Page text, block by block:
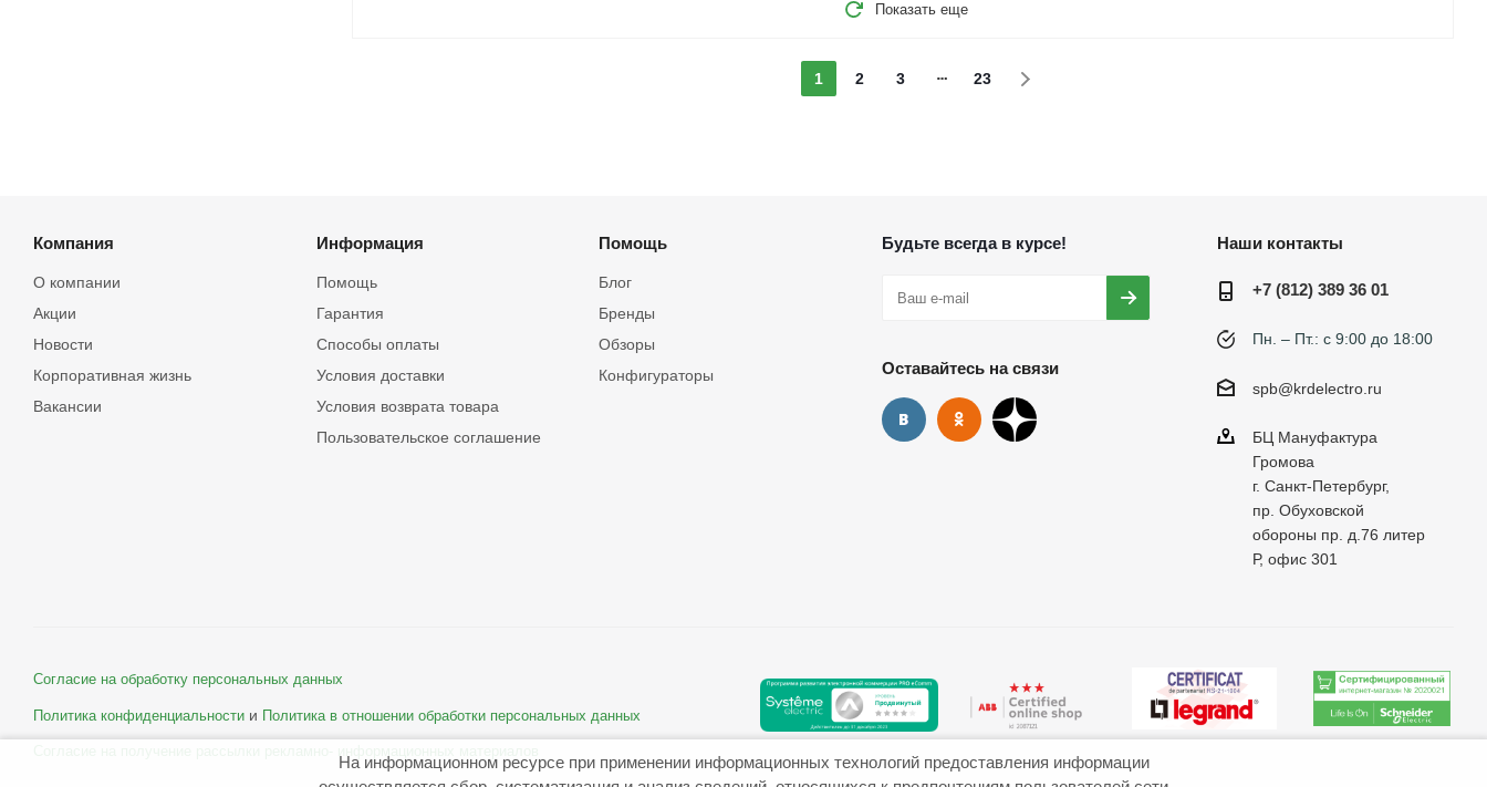
Показать еще
1 2 3 23
Компания
О компании
Акции
Новости
Корпоративная жизнь
Вакансии
Информация
Помощь
Гарантия
Способы оплаты
Условия доставки
Условия возврата товара
Пользовательское соглашение
Помощь
Блог
Бренды
Обзоры
Конфигураторы
Будьте всегда в курсе!
Оставайтесь на связи
Наши контакты
+7 (812) 389 36 01
Пн. – Пт.: с 9:00 до 18:00
spb@krdelectro.ru
БЦ Мануфактура
Громова
г. Санкт-Петербург,
пр. Обуховской
обороны пр. д.76 литер
Р, офис 301
Согласие на обработку персональных данных
Политика конфиденциальности и Политика в отношении обработки персональных данных
На информационном ресурсе при применении информационных технологий предоставления информации